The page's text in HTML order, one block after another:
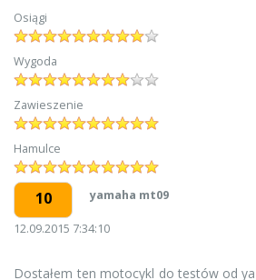
Osiągi
Wygoda
Zawieszenie
Hamulce
10 yamaha mt09
12.09.2015 7:34:10
Dostałem ten motocykl do testów od